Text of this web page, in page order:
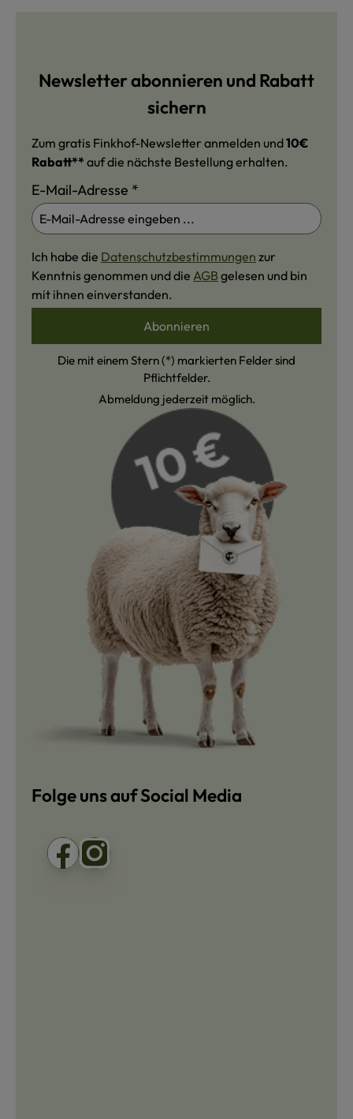
Newsletter abonnieren und Rabatt
sichern
Zum gratis Finkhof-Newsletter anmelden und10€
Rabatt** auf die nächste Bestellung erhalten.
E-Mail-Adresse *
Ich habe die Datenschutzbestimmungen zur
Kenntnis genommen und die AGB gelesen und bin
mit ihnen einverstanden.
Abonnieren
Die mit einem Stern (*) markierten Felder sind
Pflichtfelder.
Abmeldung jederzeit möglich.
Folge uns auf Social Media